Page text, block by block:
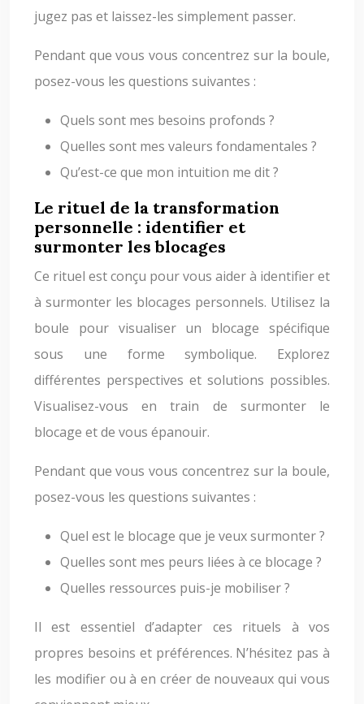
jugez pas et laissez-les simplement passer.
Pendant que vous vous concentrez sur la boule,
posez-vous les questions suivantes :
Quels sont mes besoins profonds ?
Quelles sont mes valeurs fondamentales ?
Qu’est-ce que mon intuition me dit ?
Le rituel de la transformation
personnelle : identifier et
surmonter les blocages
Ce rituel est conçu pour vous aider à identifier et
à surmonter les blocages personnels. Utilisez la
boule pour visualiser un blocage spécifique
sous une forme symbolique. Explorez
différentes perspectives et solutions possibles.
Visualisez-vous en train de surmonter le
blocage et de vous épanouir.
Pendant que vous vous concentrez sur la boule,
posez-vous les questions suivantes :
Quel est le blocage que je veux surmonter ?
Quelles sont mes peurs liées à ce blocage ?
Quelles ressources puis-je mobiliser ?
Il est essentiel d’adapter ces rituels à vos
propres besoins et préférences. N’hésitez pas à
les modifier ou à en créer de nouveaux qui vous